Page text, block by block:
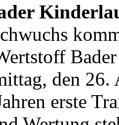
den
erste